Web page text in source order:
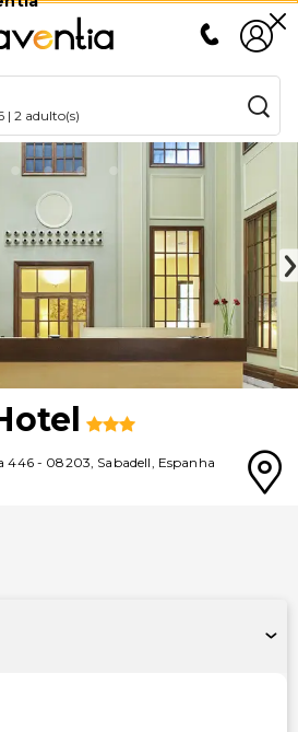
|2 adulto(s)
446- 08203, Sabadell, Espanha